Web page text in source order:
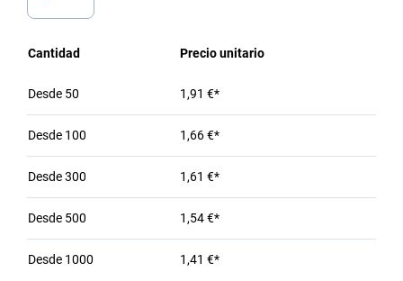
Cantidad Precio unitario
Desde 50 1,91 €*
Desde 100 1,66 €*
Desde300 1,61 €*
Desde 500 1,54 €*
Desde 1000 1,41 €*